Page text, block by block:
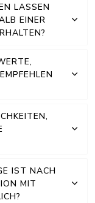
LASSEN
EINER
IST NACH
MIT